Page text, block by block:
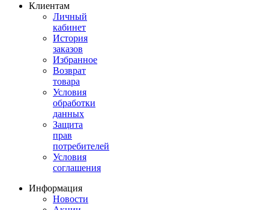
Клиентам
Личный
кабинет
История
заказов
Избранное
Возврат
товара
Условия
обработки
данных
Защита
прав
потребителей
Условия
соглашения
Информация
Новости